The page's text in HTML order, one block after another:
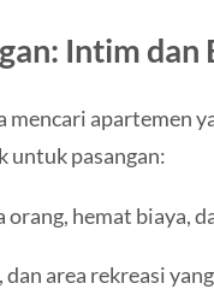
Intim dan
apartemen
untuk pasangan:
hemat biaya,
area rekreasi